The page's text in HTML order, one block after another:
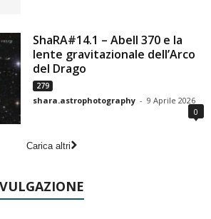
ShaRA#14.1 – Abell 370 e la
lente gravitazionale dell’Arco
del Drago
279
shara.astrophotography - 9 Aprile 2026
0
Carica altri